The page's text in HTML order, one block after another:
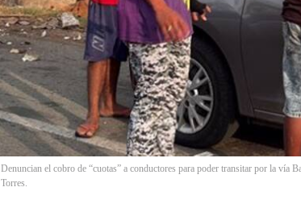
Denuncian el cobro de “cuotas” a conductores para poder transitar por la vía
Torres.